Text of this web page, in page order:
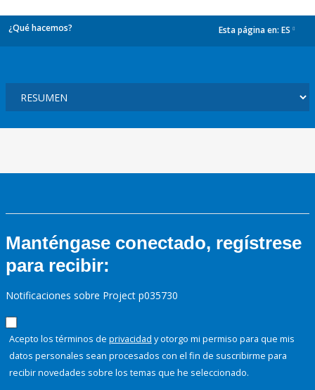
¿Qué hacemos? Esta página en: ES
Manténgase conectado, regístrese
para recibir:
Notificaciones sobre Project p035730
Acepto los términos de privacidad y otorgo mi permiso para que mis
datos personales sean procesados con el fin de suscribirme para
recibir novedades sobre los temas que he seleccionado.